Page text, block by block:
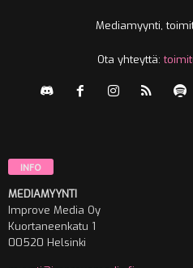
Mediamyynti,
Ota yhteyttä:
INFO
MEDIAMYYNTI
Improve Media Oy
Kuortaneenkatu 1
00520 Helsinki